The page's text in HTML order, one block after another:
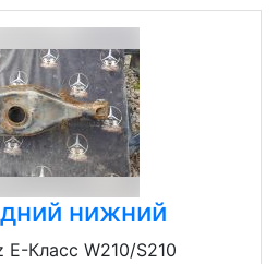
нижний
E-Класс W210/S210